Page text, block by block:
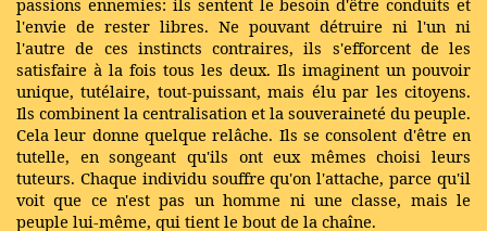
passions ennemies: ils sentent le besoin d'être conduits et
l'envie de rester libres. Ne pouvant détruire ni l'un ni
l'autre de ces instincts contraires, ils s'efforcent de les
satisfaire à la fois tous les deux. Ils imaginent un pouvoir
unique, tutélaire, tout-puissant, mais élu par les citoyens.
Ils combinent la centralisation et la souveraineté du peuple.
Cela leur donne quelque relâche. Ils se consolent d'être en
tutelle, en songeant qu'ils ont eux mêmes choisi leurs
tuteurs. Chaque individu souffre qu'on l'attache, parce qu'il
voit que ce n'est pas un homme ni une classe, mais le
peuple lui-même, qui tient le bout de la chaîne.